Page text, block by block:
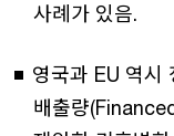
사례가 있음.
영국과 EU 역시
배출량